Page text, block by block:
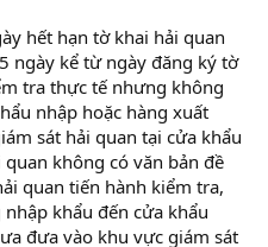
hết hạn tờ khai hải quan
ngày kể từ ngày đăng ký tờ
tra thực tế nhưng không
nhập hoặc hàng xuất
sát hải quan tại cửa khẩu
không có văn bản đề
quan tiến hành kiểm tra,
khẩu đến cửa khẩu
đưa vào khu vực giám sát